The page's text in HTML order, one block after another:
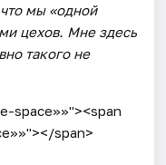
мы «одной
цехов. Мне здесь
такого не
space»»"><span
span>